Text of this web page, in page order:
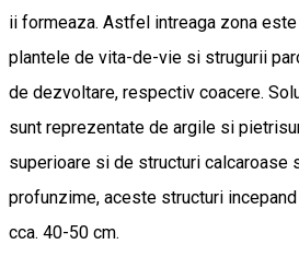
ii formeaza. Astfel intreaga zona
plantele de vita-de-vie si strugurii
de dezvoltare, respectiv coacere.
sunt reprezentate de argile si
superioare si de structuri calcaroase
profunzime, aceste structuri
cca. 40-50 cm.